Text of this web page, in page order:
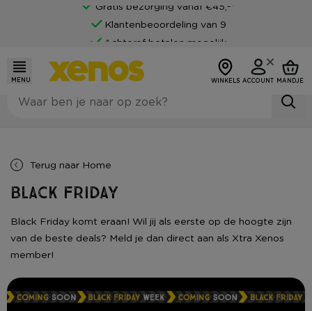
Gratis bezorging vanaf €45,-*
Klantenbeoordeling van 9
Achteraf betalen mogelijk
MENU WINKELS ACCOUNT MANDJE
Terug naar Home
Black Friday
Black Friday komt eraan! Wil jij als eerste op de hoogte zijn
van de beste deals? Meld je dan direct aan als Xtra Xenos
member!